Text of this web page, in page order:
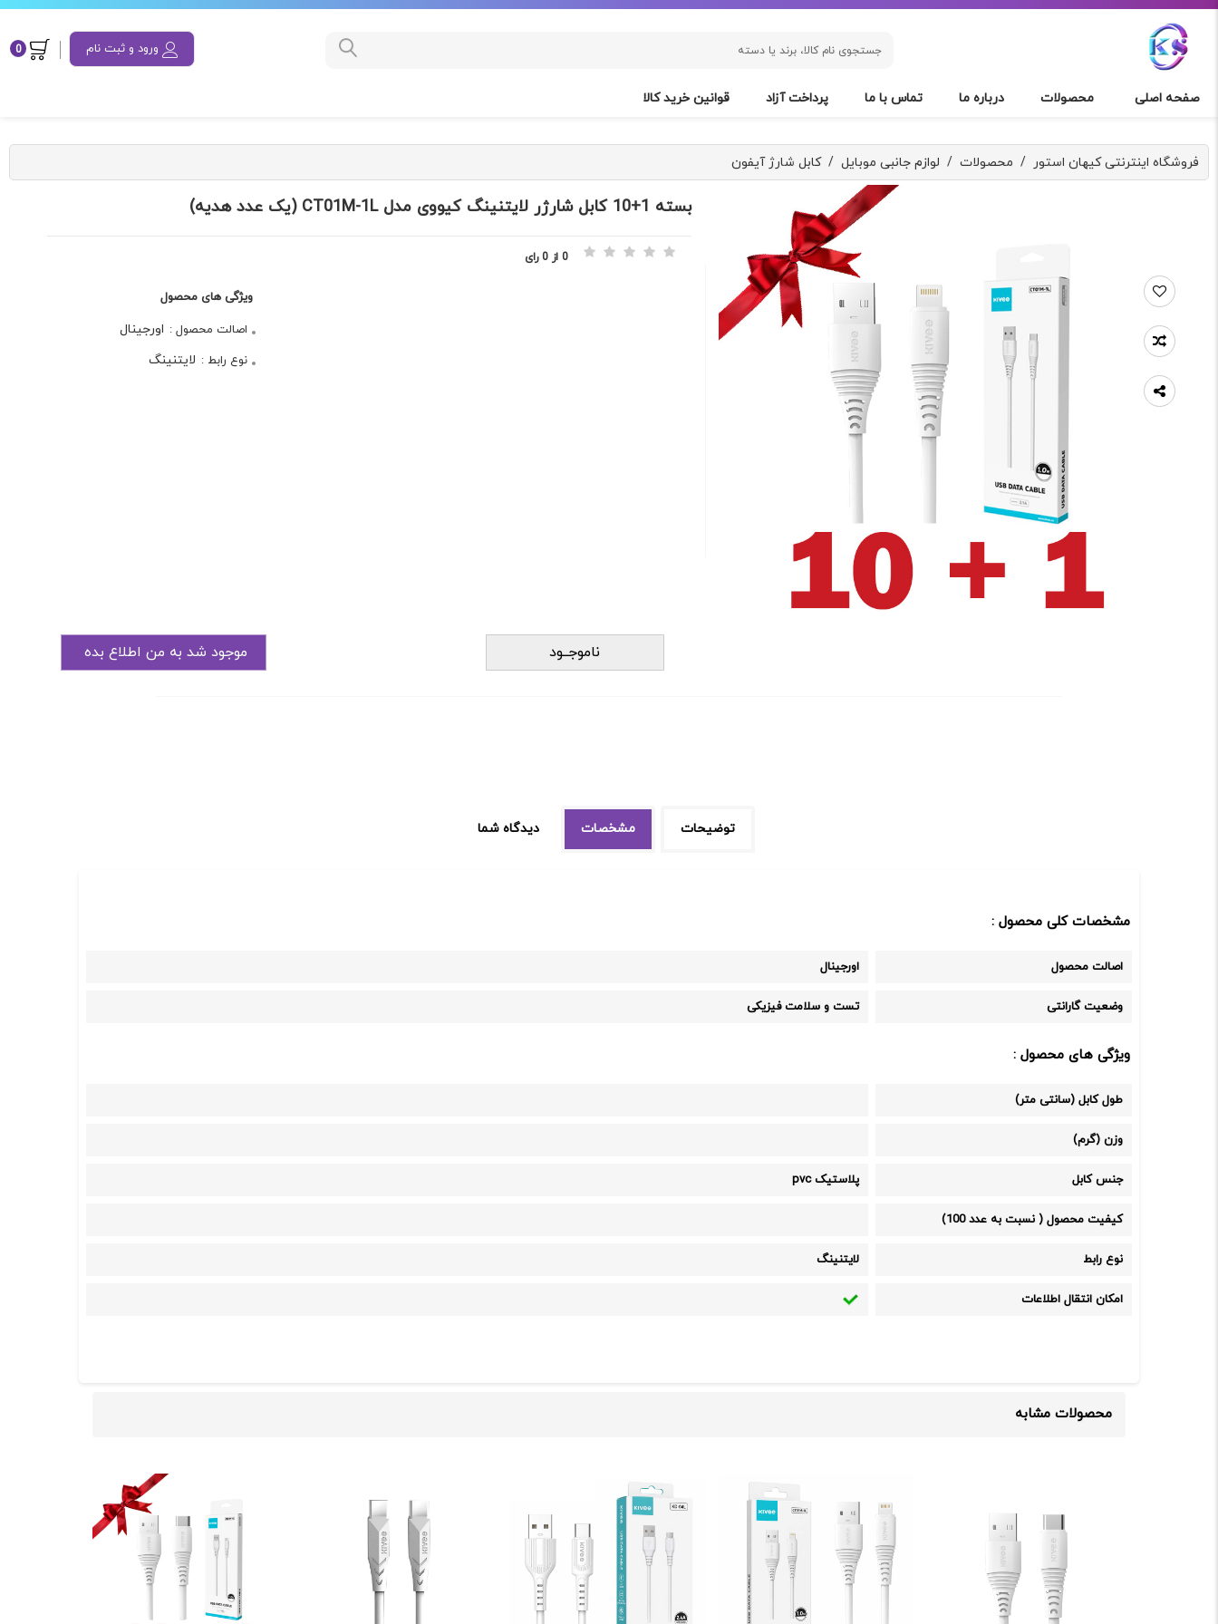
ورود و ثبت نام 0
صفحه اصلی محصولات درباره ما تماس با ما پرداخت آزاد قوانین خرید کالا
فروشگاه اینترنتی کیهان استور / محصولات / لوازم جانبی موبایل /کابل شارژ آیفون
بسته 1+10 کابل شارژر لایتنینگ کیووی مدل CT01M-1L (یک عدد هدیه)
0 از 0 رای
ویژگی های محصول
اصالت محصول : اورجینال
نوع رابط : لایتنینگ
ناموجــود
توضیحات مشخصات دیدگاه شما
مشخصات کلی محصول :
اصالت محصول اورجینال
وضعیت گارانتی تست و سلامت فیزیکی
ویژگی های محصول :
طول کابل (سانتی متر)
وزن (گرم)
جنس کابل پلاستیک pvc
کیفیت محصول ( نسبت به عدد 100)
نوع رابط لایتنینگ
امکان انتقال اطلاعات
محصولات مشابه